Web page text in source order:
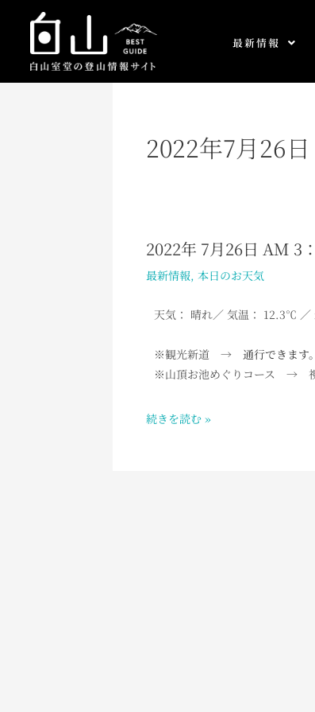
最新情報
2022年7月26日
2022年 7月26日 AM 3
最新情報, 本日のお天気
天気： 晴れ／ 気温： 12.3℃ ／
※観光新道 → 通行できます
※山頂お池めぐりコース → 視
2022
年
月
日
AM
白
続きを読む »